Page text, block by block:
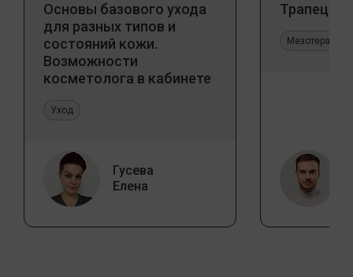
Основы базового ухода
для разных типов и
состояний кожи.
Возможности
косметолога в кабинете
Уход
Гусева
Елена
Трапеция
Мезотерапия